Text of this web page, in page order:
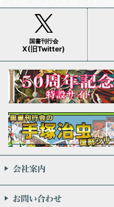
国書刊行会
X(旧Twitter)